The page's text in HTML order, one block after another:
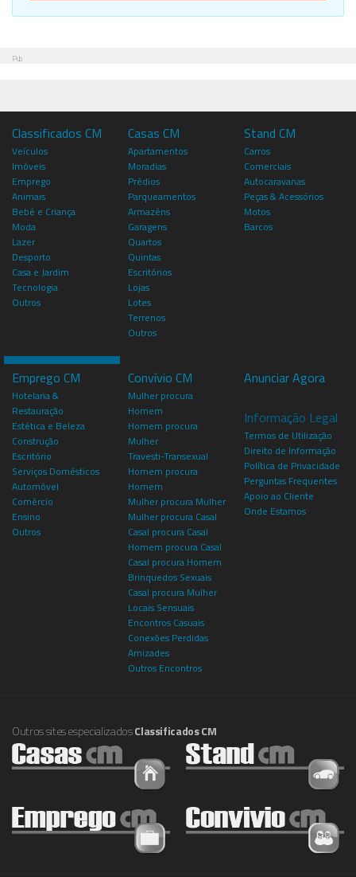
Pub
Classificados CM
Veículos
Imóveis
Emprego
Animais
Bebé e Criança
Moda
Lazer
Desporto
Casa e Jardim
Tecnologia
Outros
Casas CM
Apartamentos
Moradias
Prédios
Parqueamentos
Armazéns
Garagens
Quartos
Quintas
Escritórios
Lojas
Lotes
Terrenos
Outros
Stand CM
Carros
Comerciais
Autocaravanas
Peças & Acessórios
Motos
Barcos
Emprego CM
Hotelaria &
Restauração
Estética e Beleza
Construção
Escritório
Serviços Domésticos
Automóvel
Comércio
Ensino
Outros
Convívio CM
Mulher procura
Homem
Homem procura
Mulher
Travesti-Transexual
Homem procura
Homem
Mulher procura Mulher
Mulher procura Casal
Casal procura Casal
Homem procura Casal
Casal procura Homem
Brinquedos Sexuais
Casal procura Mulher
Locais Sensuais
Encontros Casuais
Conexões Perdidas
Amizades
Outros Encontros
Anunciar Agora
Informação Legal
Termos de Utilização
Direito de Informação
Política de Privacidade
Perguntas Frequentes
Apoio ao Cliente
Onde Estamos
Outros sites especializadosClassificados CM